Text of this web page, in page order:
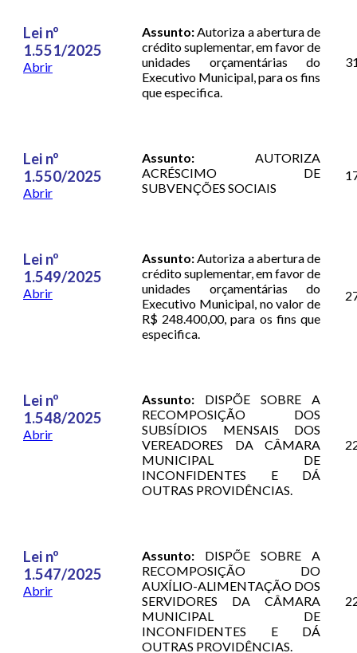
Lei nº
1.551/2025
Abrir
Assunto:Autoriza a abertura de
crédito suplementar, em favor de
unidades orçamentárias do
Executivo Municipal, para os fins
que especifica.
Lei nº
1.550/2025
Abrir
Assunto: AUTORIZA
ACRÉSCIMO DE
SUBVENÇÕES SOCIAIS
Lei nº
1.549/2025
Abrir
Assunto:Autoriza a abertura de
crédito suplementar, em favor de
unidades orçamentárias do
Executivo Municipal, no valor de
R$ 248.400,00, para os fins que
especifica.
Lei nº
1.548/2025
Abrir
Assunto: DISPÕE SOBRE A
RECOMPOSIÇÃO DOS
SUBSÍDIOS MENSAIS DOS
VEREADORES DA CÂMARA
MUNICIPAL DE
INCONFIDENTES E DÁ
OUTRAS PROVIDÊNCIAS.
Lei nº
1.547/2025
Abrir
Assunto: DISPÕE SOBRE A
RECOMPOSIÇÃO DO
AUXÍLIO-ALIMENTAÇÃO DOS
SERVIDORES DA CÂMARA
MUNICIPAL DE
INCONFIDENTES E DÁ
OUTRAS PROVIDÊNCIAS.